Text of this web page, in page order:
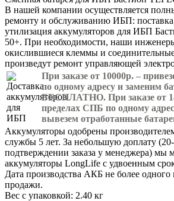
В нашей компании осуществляется
ремонту и обслуживанию ИБП:
утилизация аккумуляторов для ИБП
50+. При необходимости, наши
окислившиеся клеммы и
произведут ремонт управляющей
При заказе от 10000р. –
по одному адресу и заменим
БЕСПЛАТНО. При заказе от
пределах СПБ по одному
вывезем отработанные
Аккумуляторы одобрены
службы 5 лет. За небольшую доплату
подтверждении заказа у менеджера) мы
аккумуляторы LongLife с удвоенным
Дата производства АКБ не более одного
продажи.
Вес с упаковкой: 2.40 кг